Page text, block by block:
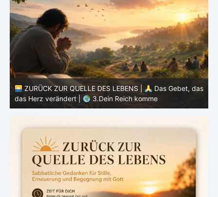
ZURÜCK ZUR QUELLE DES LEBENS |
Das Gebet, das
das Herz verändert |
2.Geheiligt werde dein Name